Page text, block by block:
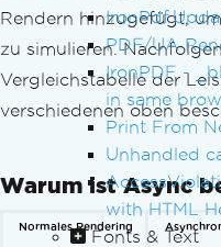
PDF/UA
IronPDF -
in same
Print From
Unhandled
with HTML
Fonts & Text
Rendern hinzugefügt,
zu simulieren.
Vergleichstabelle der
verschiedenen oben
Warum ist Async
Normales Rendering